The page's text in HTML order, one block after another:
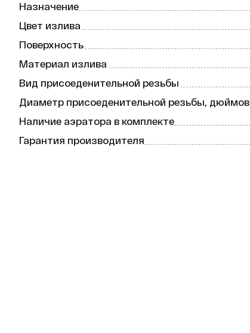
Назначение
Цвет излива
Поверхность
Материал излива
Вид присоеденительной резьбы
Диаметр присоеденительной резьбы, дюймов
Наличие аэратора в комплекте
Гарантия производителя